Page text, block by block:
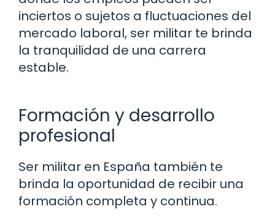
inciertos o sujetos a fluctuaciones del
mercado laboral, ser militar te brinda
la tranquilidad de una carrera
estable.
Formación y desarrollo
profesional
Ser militar en España también te
brinda la oportunidad de recibir una
formación completa y continua.